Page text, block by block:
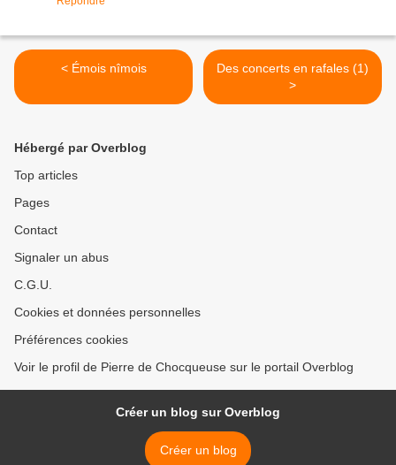
< Émois nîmois
Des concerts en rafales (1)
>
Hébergé par Overblog
Top articles
Pages
Contact
Signaler un abus
C.G.U.
Cookies et données personnelles
Préférences cookies
Voir le profil de Pierre de Chocqueuse sur le portail Overblog
Créer un blog sur Overblog
Créer un blog